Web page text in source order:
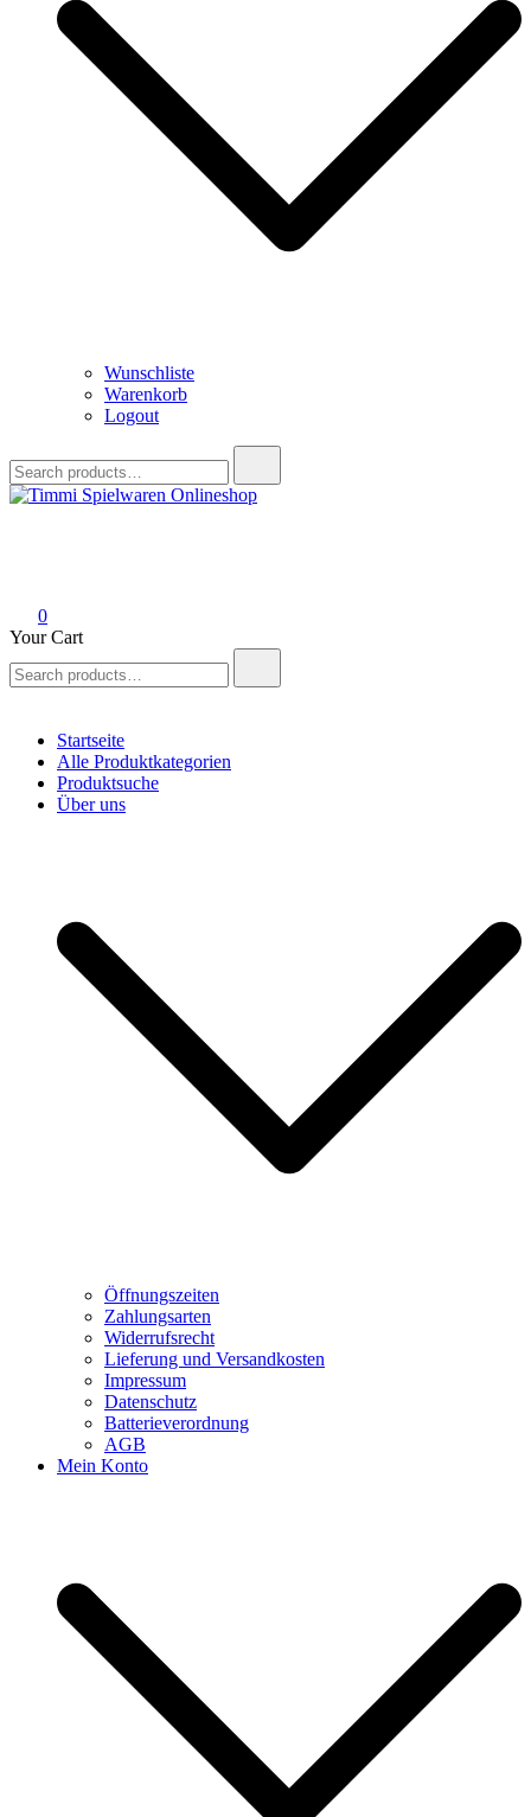
Wunschliste
Warenkorb
Logout
for:
0
Your Cart
for:
Startseite
Alle Produktkategorien
Produktsuche
Über uns
Öffnungszeiten
Zahlungsarten
Widerrufsrecht
Lieferung und Versandkosten
Impressum
Datenschutz
Batterieverordnung
AGB
Mein Konto